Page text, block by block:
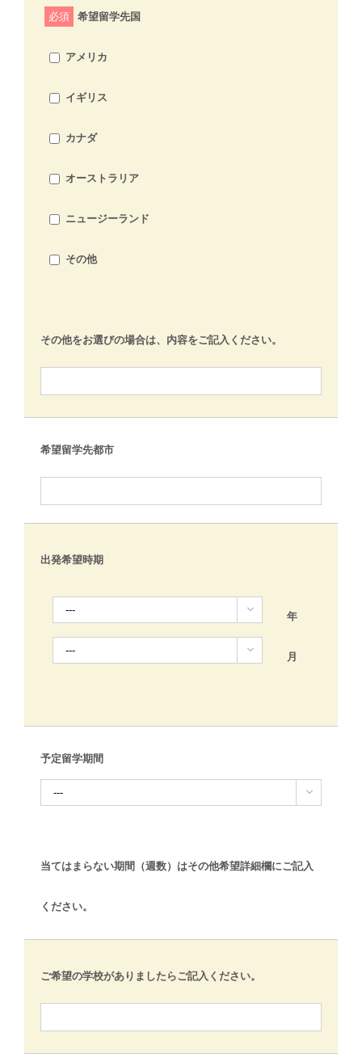
必須 希望留学先国
アメリカ
イギリス
カナダ
オーストラリア
ニュージーランド
その他
その他をお選びの場合は、内容をご記入ください。
希望留学先都市
出発希望時期

年

月
予定留学期間

当てはまらない期間（週数）はその他希望詳細欄にご記入
ください。
ご希望の学校がありましたらご記入ください。